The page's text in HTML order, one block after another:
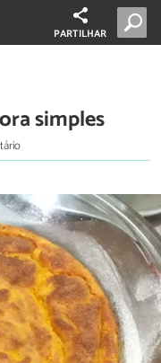
PARTILHAR
simples